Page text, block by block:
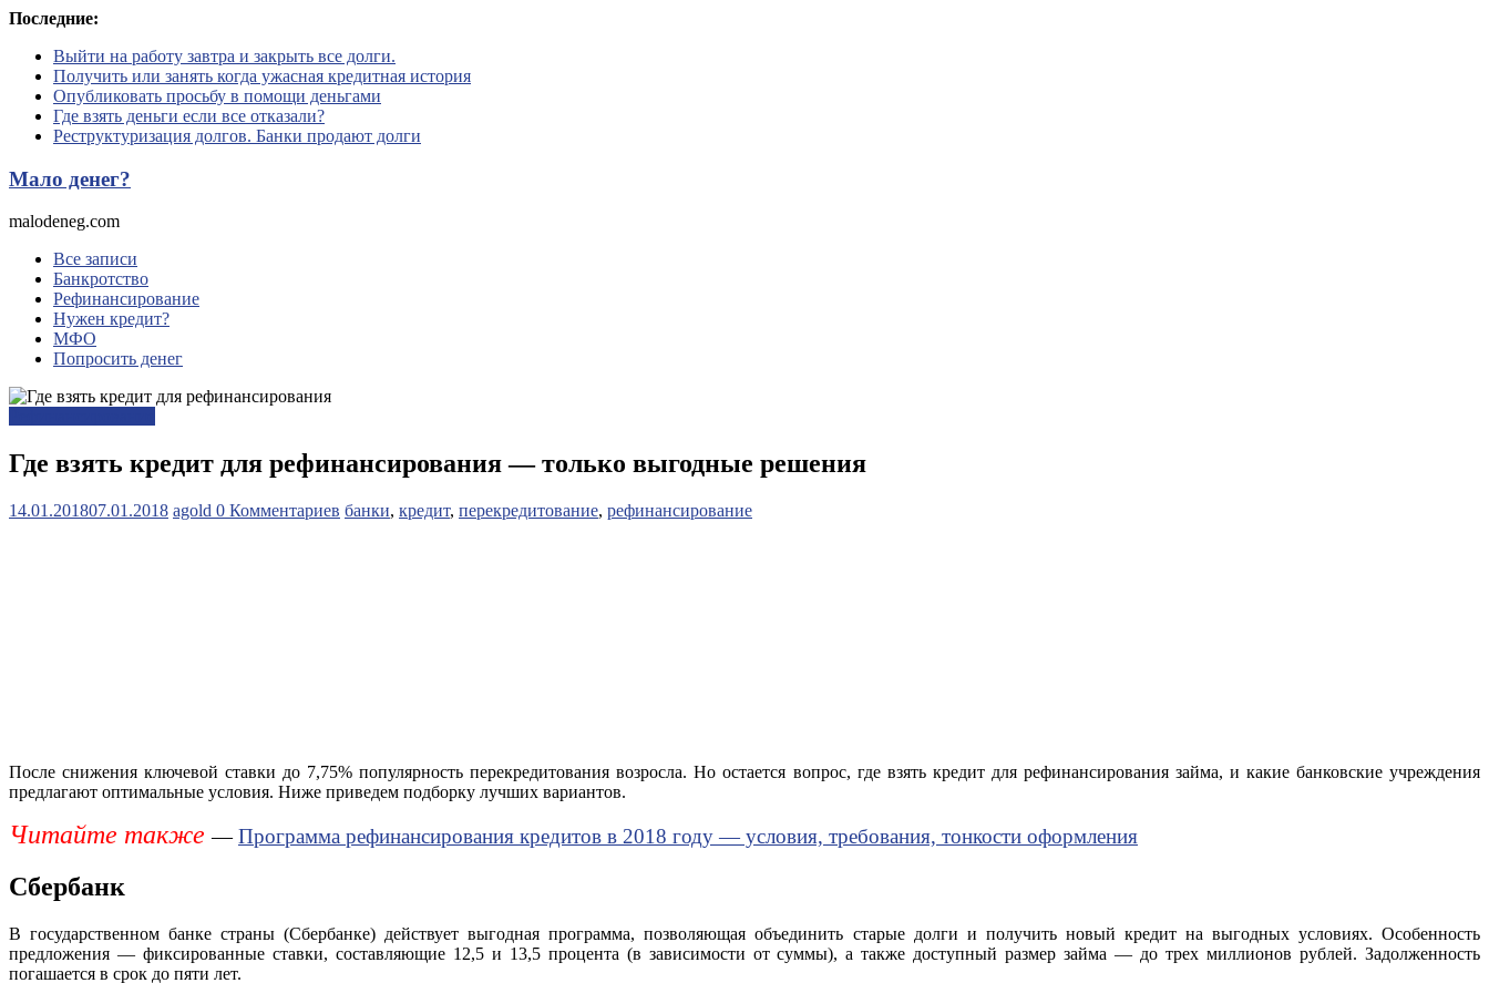
Перейти
содержимому
Последние:
Выйти на работу завтра и закрыть все долги.
Получить или занять когда ужасная кредитная история
Опубликовать просьбу в помощи деньгами
Где взять деньги если все отказали?
Реструктуризация долгов. Банки продают долги
Мало денег?
malodeneg.com
Все записи
Банкротство
Рефинансирование
Нужен кредит?
МФО
Попросить денег
Где взять кредит для рефинансирования — только выгодные решения
14.01.201807.01.2018 agold 0 Комментариев банки, кредит, перекредитование, рефинансирование
После снижения ключевой ставки до 7,75% популярность перекредитования возросла. Но остается вопрос, где взять кредит для рефинансирования займа, и какие банковские учреждения
предлагают оптимальные условия. Ниже приведем подборку лучших вариантов.
Читайте также—Программа рефинансирования кредитов в 2018 году — условия, требования, тонкости оформления
Сбербанк
В государственном банке страны (Сбербанке) действует выгодная программа, позволяющая объединить старые долги и получить новый кредит на выгодных условиях. Особенность
предложения — фиксированные ставки, составляющие 12,5 и 13,5 процента (в зависимости от суммы), а также доступный размер займа — до трех миллионов рублей. Задолженность
погашается в срок до пяти лет.